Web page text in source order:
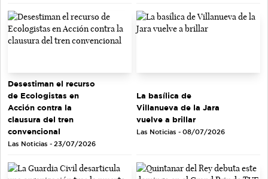
Desestiman el recurso
de Ecologistas en
Acción contra la
clausura del tren
convencional
Las Noticias - 23/07/2026
La basílica de
Villanueva de la Jara
vuelve a brillar
Las Noticias - 08/07/2026